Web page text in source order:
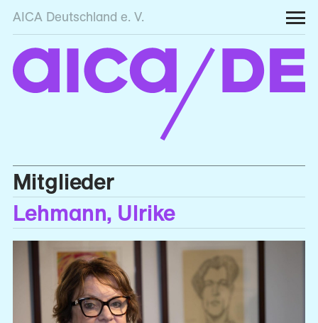
AICA Deutschland e. V.
Mitglieder
Lehmann, Ulrike